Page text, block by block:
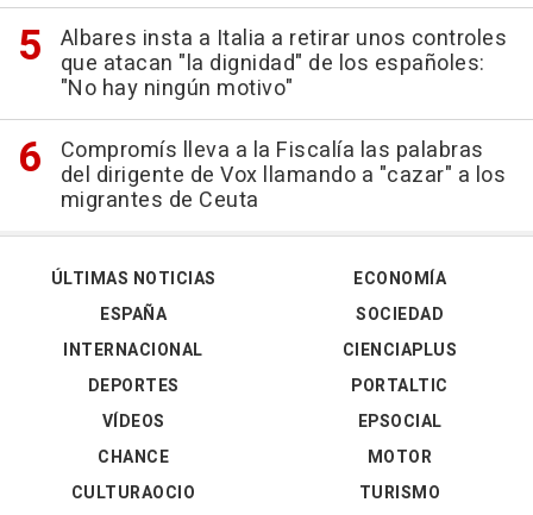
Albares insta a Italia a retirar unos controles
que atacan "la dignidad" de los españoles:
"No hay ningún motivo"
Compromís lleva a la Fiscalía las palabras
del dirigente de Vox llamando a "cazar" a los
migrantes de Ceuta
ÚLTIMAS NOTICIAS
ESPAÑA
INTERNACIONAL
DEPORTES
VÍDEOS
ECONOMÍA
SOCIEDAD
CIENCIAPLUS
PORTALTIC
EPSOCIAL
CHANCE
CULTURAOCIO
MOTOR
TURISMO